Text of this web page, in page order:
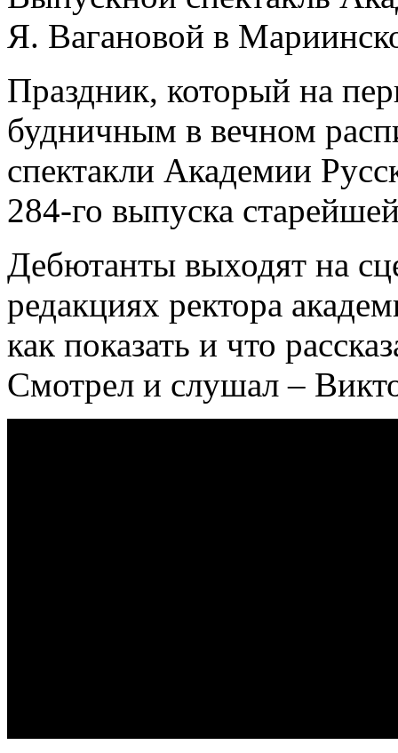
Я. Вагановой в
Праздник, который на
будничным в вечном
спектакли Академии
284-го выпуска
Дебютанты выходят на
редакциях ректора
как показать и что
Смотрел и слушал –